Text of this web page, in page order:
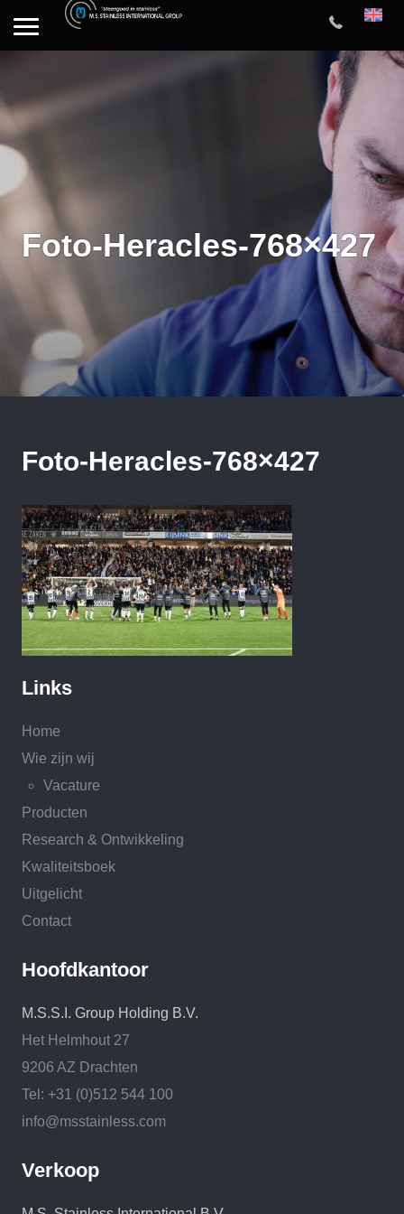
Foto-Heracles-768×427
Foto-Heracles-768×427
Links
Home
Wie zijn wij
Vacature
Producten
Research & Ontwikkeling
Kwaliteitsboek
Uitgelicht
Contact
Hoofdkantoor
M.S.S.I. Group Holding B.V.
Het Helmhout 27
9206 AZ Drachten
Tel: +31 (0)512 544 100
info@msstainless.com
Verkoop